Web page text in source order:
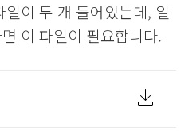
이 두 개 들어있는데, 일
이 파일이 필요합니다.